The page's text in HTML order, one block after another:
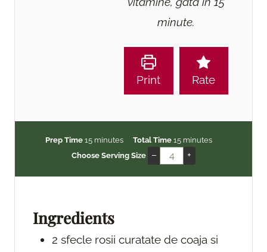
minute.
Print Rate
Prep Time15m
i
s
minutes Total Time 15m
n
minutes
Choose Serving Size
– +
Ingredients
2 sfecle rosii curatate de coaja si